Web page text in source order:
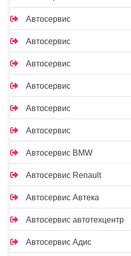
Автосервис
Автосервис
Автосервис
Автосервис
Автосервис
Автосервис
Автосервис BMW
Автосервис Renault
Автосервис Автека
Автосервис автотехцентр
Автосервис Адис